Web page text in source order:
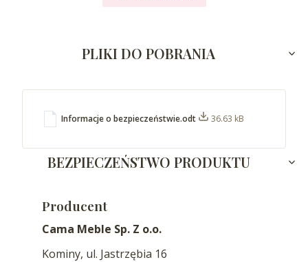
PLIKI DO POBRANIA
Informacje o bezpieczeństwie.odt 36.63 kB
BEZPIECZEŃSTWO PRODUKTU
Producent
Cama Meble Sp. Z o.o.
Kominy, ul. Jastrzębia 16